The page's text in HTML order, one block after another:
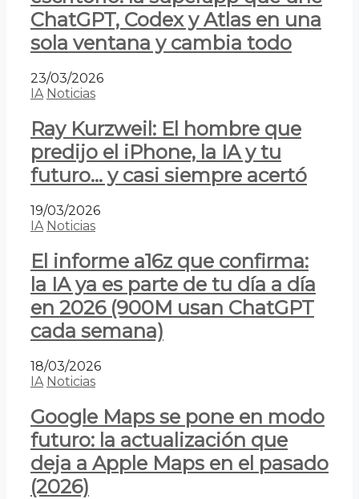
ChatGPT, Codex y Atlas en una
sola ventana y cambia todo
23/03/2026
IA Noticias
Ray Kurzweil: El hombre que
predijo el iPhone, la IA y tu
futuro… y casi siempre acertó
19/03/2026
IA Noticias
El informe a16z que confirma:
la IA ya es parte de tu día a día
en 2026 (900M usan ChatGPT
cada semana)
18/03/2026
IA Noticias
Google Maps se pone en modo
futuro: la actualización que
deja a Apple Maps en el pasado
(2026)